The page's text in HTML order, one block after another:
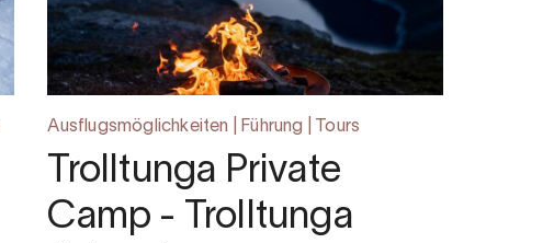
Ausflugsmöglichkeiten | Führung | Tours
Trolltunga Private
Camp - Trolltunga